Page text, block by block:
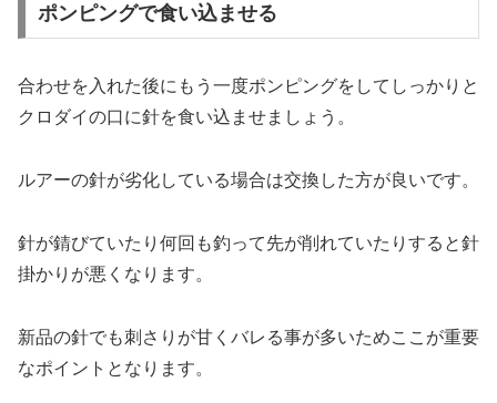
ポンピングで食い込ませる
合わせを入れた後にもう一度ポンピングをしてしっかりと
クロダイの口に針を食い込ませましょう。
ルアーの針が劣化している場合は交換した方が良いです。
針が錆びていたり何回も釣って先が削れていたりすると針
掛かりが悪くなります。
新品の針でも刺さりが甘くバレる事が多いためここが重要
なポイントとなります。